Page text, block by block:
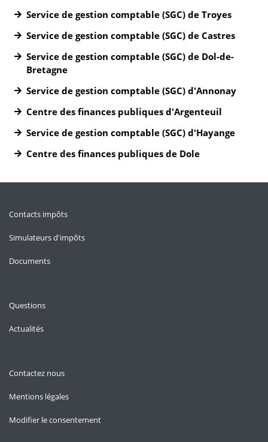
Service de gestion comptable (SGC) de Troyes
Service de gestion comptable (SGC) de Castres
Service de gestion comptable (SGC) de Dol-de-
Bretagne
Service de gestion comptable (SGC) d'Annonay
Centre des finances publiques d'Argenteuil
Service de gestion comptable (SGC) d'Hayange
Centre des finances publiques de Dole
Contacts impôts
Simulateurs d'impôts
Documents
Questions
Actualités
Contactez nous
Mentions légales
Modifier le consentement